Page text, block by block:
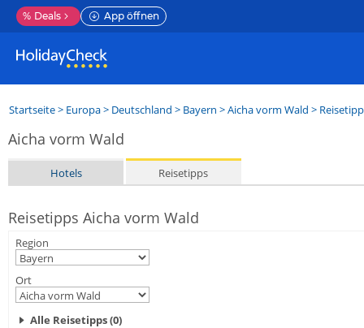
% Deals App öffnen
Startseite> Europa> Deutschland > Bayern >Aicha vorm Wald >
Aicha vorm Wald
Hotels Reisetipps
Reisetipps Aicha vorm Wald
Region
Ort
Alle Reisetipps (0)